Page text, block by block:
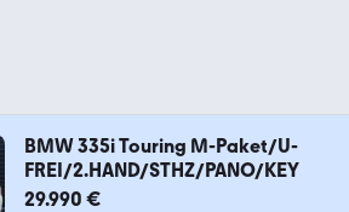
BMW 335i Touring M-Paket/U-
FREI/2.HAND/STHZ/PANO/KEY
29.990 €